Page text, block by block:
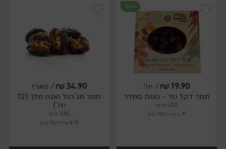
יח׳ יח׳
אורגני
19.90
₪/ יח׳
תמר דקל נור - נאות סמדר
400 גרם
4.97 ₪ ל-100 גרם
34.90
₪/ מארז
תמר מג'הול ואגוז מלך (12
יח')
390 גרם
8.95 ₪ ל-100 גרם